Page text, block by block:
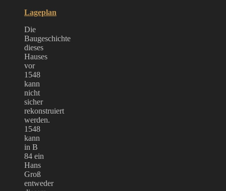
Lageplan
Die
Baugeschichte
dieses
Hauses
vor
1548
kann
nicht
sicher
rekonstruiert
werden.
1548
kann
in B
84 ein
Hans
Groß
entweder